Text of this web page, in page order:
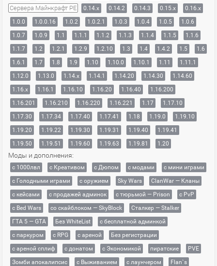
Сервера Майнкрафт PE 0.14.x 0.14.2 0.14.3 0.15.x
0.16.x
1.0.0
1.0.0.16 1.0.2 1.0.2.1 1.0.3 1.0.4 1.0.5
1.0.6
1.0.7
1.0.9 1.1 1.1.1 1.1.2 1.1.3 1.1.4 1.1.5
1.1.6
1.1.7
1.2 1.2.1 1.2.9 1.2.10 1.3 1.4 1.4.2 1.5
1.6
1.6.1
1.7 1.8 1.9 1.10 1.10.0 1.10.1 1.11
1.11.1
1.12.0
1.13.0 1.14.x 1.14.1 1.14.20 1.14.30
1.14.60
1.16.x
1.16.1 1.16.10 1.16.20 1.16.40
1.16.200
1.16.201
1.16.210 1.16.220 1.16.221 1.17
1.17.10
1.17.30
1.17.34 1.17.40 1.17.41 1.18 1.19.0
1.19.10
1.19.20
1.19.22 1.19.30 1.19.31 1.19.40
1.19.41
1.19.50
1.19.51 1.19.60 1.19.63 1.19.81 1.20
Моды и дополнения:
с 1000лвл c Креативом с Дюпом с модами
с мини играми
с Голодными играми
с оружием Sky Wars
ClanWar — Кланы
с кейсами
с продажей админок с тюрьмой — Prison
с PvP
с Bed Wars
со скайблоком — SkyBlock
Сталкер — Stalker
ГТА 5 — GTA
Без WhiteList
с бесплатной админкой
с паркуром
с RPG с ареной
Без регистрации
с ареной сплиф
с донатом с Экономикой пиратские
PVE
Зомби апокалипсис
с Выживанием с лаунчером
Flan`s